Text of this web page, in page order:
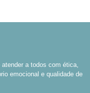
a todos com ética,
emocional e qualidade de